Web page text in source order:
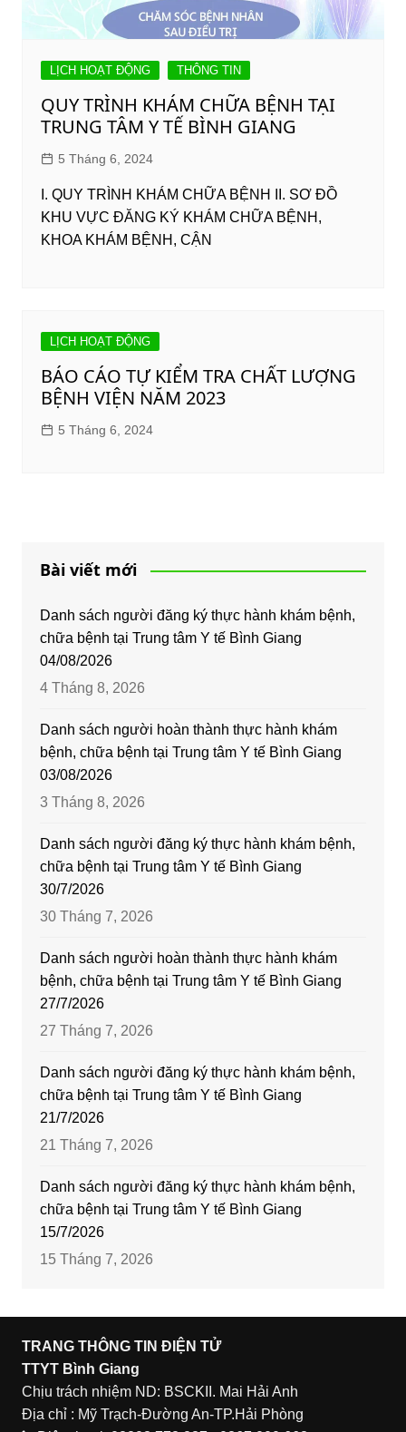
LỊCH HOẠT ĐỘNG THÔNG TIN
QUY TRÌNH KHÁM CHỮA BỆNH TẠI
TRUNG TÂM Y TẾ BÌNH GIANG
5 Tháng 6, 2024
I. QUY TRÌNH KHÁM CHỮA BỆNH II. SƠ ĐỒ
KHU VỰC ĐĂNG KÝ KHÁM CHỮA BỆNH,
KHOA KHÁM BỆNH, CẬN
LỊCH HOẠT ĐỘNG
BÁO CÁO TỰ KIỂM TRA CHẤT LƯỢNG
BỆNH VIỆN NĂM 2023
5 Tháng 6, 2024
Bài viết mới
Danh sách người đăng ký thực hành khám bệnh,
chữa bệnh tại Trung tâm Y tế Bình Giang
04/08/2026
4 Tháng 8, 2026
Danh sách người hoàn thành thực hành khám
bệnh, chữa bệnh tại Trung tâm Y tế Bình Giang
03/08/2026
3 Tháng 8, 2026
Danh sách người đăng ký thực hành khám bệnh,
chữa bệnh tại Trung tâm Y tế Bình Giang
30/7/2026
30 Tháng 7, 2026
Danh sách người hoàn thành thực hành khám
bệnh, chữa bệnh tại Trung tâm Y tế Bình Giang
27/7/2026
27 Tháng 7, 2026
Danh sách người đăng ký thực hành khám bệnh,
chữa bệnh tại Trung tâm Y tế Bình Giang
21/7/2026
21 Tháng 7, 2026
Danh sách người đăng ký thực hành khám bệnh,
chữa bệnh tại Trung tâm Y tế Bình Giang
15/7/2026
15 Tháng 7, 2026
TRANG THÔNG TIN ĐIỆN TỬ
TTYT Bình Giang
Chịu trách nhiệm ND: BSCKII. Mai Hải Anh
Địa chỉ : Mỹ Trạch-Đường An-TP.Hải Phòng